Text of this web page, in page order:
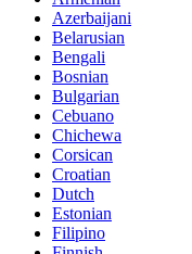
Azerbaijani
Belarusian
Bengali
Bosnian
Bulgarian
Cebuano
Chichewa
Corsican
Croatian
Dutch
Estonian
Filipino